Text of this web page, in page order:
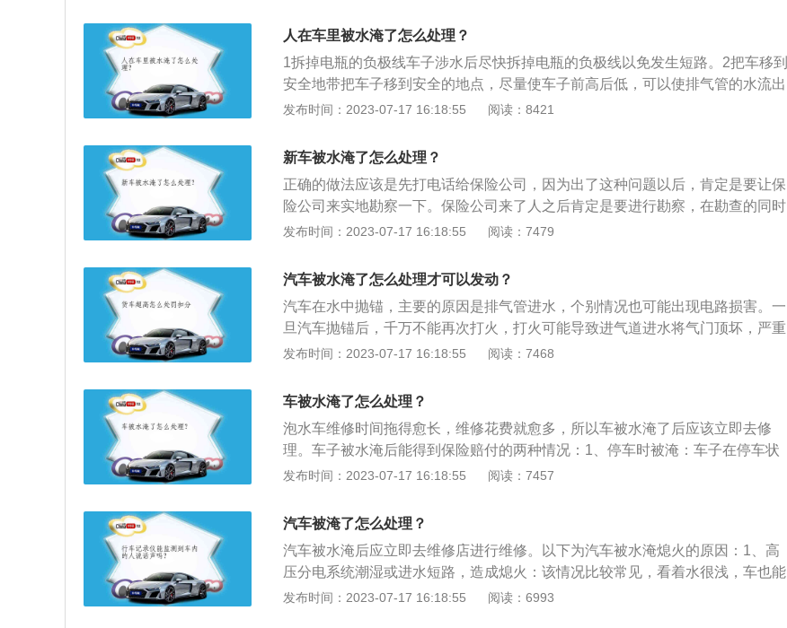
五十以上。
意施救拖车到来前，车主可以先断开车辆电池电源，通常拆卸电池的负极接线
桩，变速箱挡位选择空挡位置，以免造成拖车过程中的误操作启动，扩大对车辆
的损失，因为拖车在拖车时，需要将车辆的方向盘用钥匙解开机械销止机构，但
在解开的同时，会接通电器的电源开关，给车辆电器通电。
人在车里被水淹了怎么处理？
1拆掉电瓶的负极线车子涉水后尽快拆掉电瓶的负极线以免发生短路。2把车移到
安全地带把车子移到安全的地点，尽量使车子前高后低，可以使排气管的水流出
来避免长时间泡水损坏转换器和消音器。3检查发动机气缸如果进水，就先拆下
利排出。4检查各系统油液情况以免引起机油变质，失去润滑作用再加上水中可
能带有沙粒。这时应及时进行清洗更换。
发布时间：2023-07-17 16:18:55 阅读：8421
新车被水淹了怎么处理？
正确的做法应该是先打电话给保险公司，因为出了这种问题以后，肯定是要让保
险公司来实地勘察一下。保险公司来了人之后肯定是要进行勘察，在勘查的同时
要断掉汽车的电源，也就是说需要把汽车的电瓶负极的线给拔掉。以下是扩展资
路就可能造成危害，污水会对总线、线束接口、电脑模块、电路部分造成严重损
坏，电路受到氧化后模块运算会失真，需更换。
发布时间：2023-07-17 16:18:55 阅读：7479
汽车被水淹了怎么处理才可以发动？
汽车在水中抛锚，主要的原因是排气管进水，个别情况也可能出现电路损害。一
旦汽车抛锚后，千万不能再次打火，打火可能导致进气道进水将气门顶坏，严重
情况可能导致发动机报废。而是应立即将车拖到4S店，交由专业人员处理。扩展
的路面行车，在水中通行。一般发生在阴雨天气，排水设备欠缺导致路面有积水
的道路低洼地段。2、车辆涉水险：根据保险条款，涉水险主要适用于在遭受暴
雨、洪水的当时，机动车被水淹及排气筒或进气管，驾驶人继续启动机动车或利
用惯性启动机动车；遭受暴雨、洪水后，未经必要处理而启动机动车。在这两种
情况下造成的损坏，涉水险可以予以赔偿。
发布时间：2023-07-17 16:18:55 阅读：7468
车被水淹了怎么处理？
泡水车维修时间拖得愈长，维修花费就愈多，所以车被水淹了后应该立即去修
理。车子被水淹后能得到保险赔付的两种情况：1、停车时被淹：车子在停车状
态被水淹可得到赔付。比如说停在地下车库这种地势比较低洼的地方，车主如果
重，车子报废，也会有车子报废的一些赔偿，只是会除掉正常的折损。2、已投
保涉水险：车子在行驶状态下进行趟水，车主自己将车开到水里面去，如果车子
已投保涉水险，这种情况可以得到赔付。当然如果涉水险里面没有买不计免赔，
会有20%的免赔率。
发布时间：2023-07-17 16:18:55 阅读：7457
汽车被淹了怎么处理？
汽车被水淹后应立即去维修店进行维修。以下为汽车被水淹熄火的原因：1、高
压分电系统潮湿或进水短路，造成熄火：该情况比较常见，看着水很浅，车也能
过去，却熄火，通常是溅水造成。2、排气管进水：汽车排气管位置比较低，通
发布时间：2023-07-17 16:18:55 阅读：6993